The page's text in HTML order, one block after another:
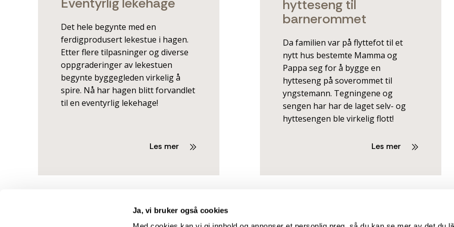
Ja, vi bruker også cookies
Det hele begynte med en
ferdigprodusert lekestue i hagen.
Etter flere tilpasninger og diverse
oppgraderinger av lekestuen
begynte byggegleden virkelig å
spire. Nå har hagen blitt forvandlet
til en eventyrlig lekehage!
Les mer
hytteseng til
barnerommet
Da familien var på flyttefot til et
nytt hus bestemte Mamma og
Pappa seg for å bygge en
hytteseng på soverommet til
yngstemann. Tegningene og
sengen har har de laget selv- og
hyttesengen ble virkelig flott!
Les mer